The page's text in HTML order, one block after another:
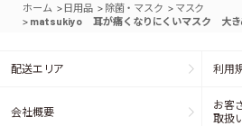
ホーム > 日用品 > 除菌・マスク > マスク
> matsukiyo 耳が痛くなりにくいマスク 大
配送エリア 利用
会社概要
お客
取扱